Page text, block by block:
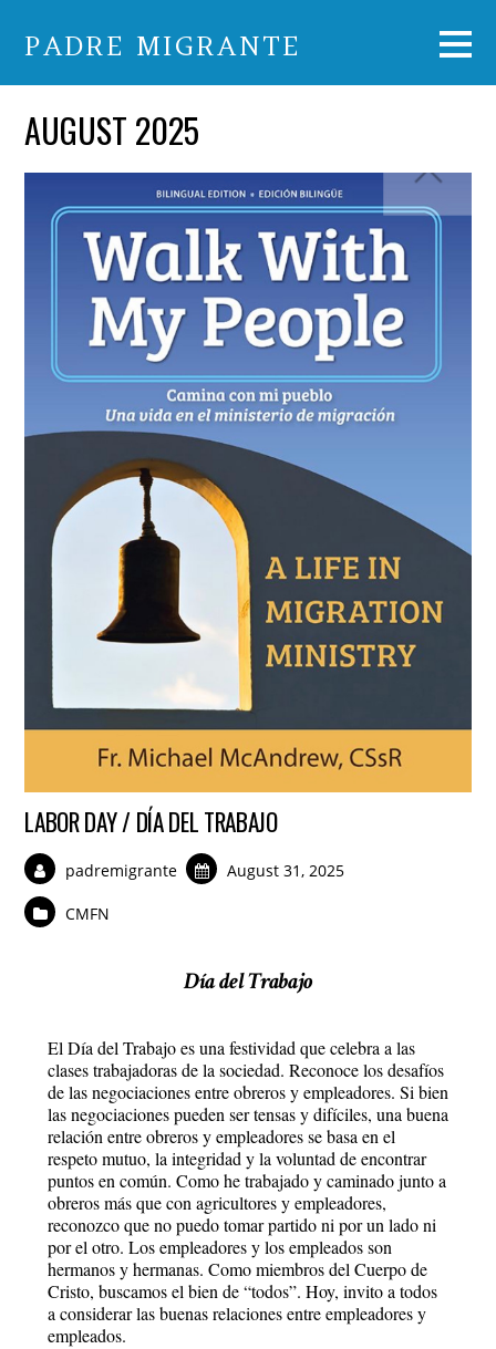
PADRE MIGRANTE
AUGUST 2025
LABOR DAY / DÍA DEL TRABAJO
padremigrante August 31, 2025
CMFN
Día del Trabajo
El Día del Trabajo es una festividad que celebra a las
clases trabajadoras de la sociedad. Reconoce los desafíos
de las negociaciones entre obreros y empleadores. Si bien
las negociaciones pueden ser tensas y difíciles, una buena
relación entre obreros y empleadores se basa en el
respeto mutuo, la integridad y la voluntad de encontrar
puntos en común. Como he trabajado y caminado junto a
obreros más que con agricultores y empleadores,
reconozco que no puedo tomar partido ni por un lado ni
por el otro. Los empleadores y los empleados son
hermanos y hermanas. Como miembros del Cuerpo de
Cristo, buscamos el bien de “todos”. Hoy, invito a todos
a considerar las buenas relaciones entre empleadores y
empleados.